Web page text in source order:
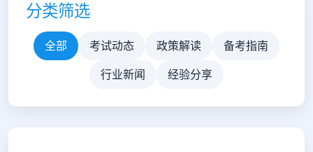
分类筛选
全部 考试动态 政策解读 备考指南
行业新闻 经验分享